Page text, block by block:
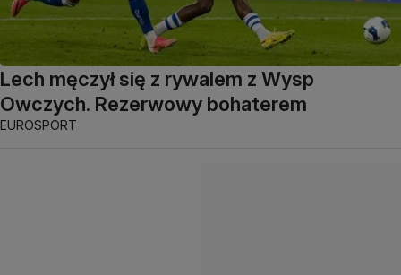
Lech męczył się z rywalem z Wysp
Owczych. Rezerwowy bohaterem
EUROSPORT